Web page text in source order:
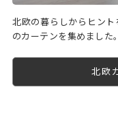
北欧の暮らしからヒン
のカーテンを集めました。
北欧